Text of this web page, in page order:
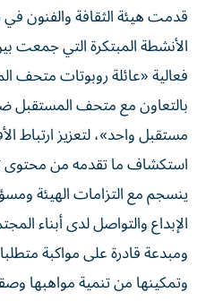
قدمت هيئة الثقافة والفنون
الأنشطة المبتكرة التي جمعت
فعالية «عائلة روبوتات متحف
بالتعاون مع متحف المستقبل
مستقبل واحد»، لتعزيز ارتباط
استكشاف ما تقدمه من محتوى
ينسجم مع التزامات الهيئة
الإبداع والتواصل لدى أبناء
ومبدعة قادرة على مواكبة
وتمكينها من تنمية مواهبها